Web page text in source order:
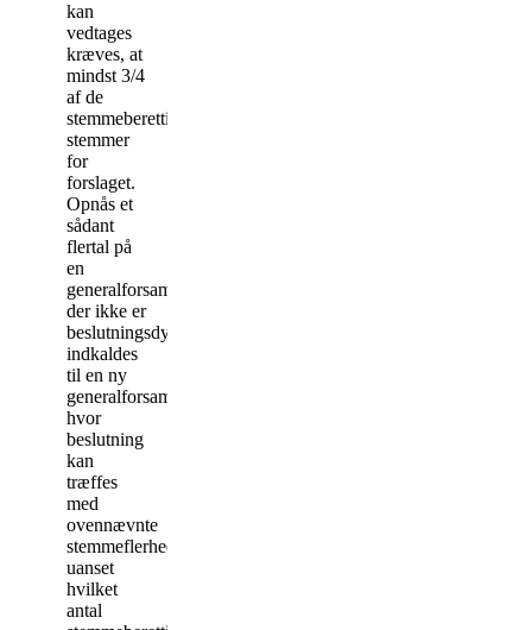
kan
vedtages
kræves, at
mindst 3/4
af de
stemmeberettigede
stemmer
for
forslaget.
Opnås et
sådant
flertal på
en
generalforsamling,
der ikke er
beslutningsdygtig,
indkaldes
til en ny
generalforsamling,
hvor
beslutning
kan
træffes
med
ovennævnte
stemmeflerhed,
uanset
hvilket
antal